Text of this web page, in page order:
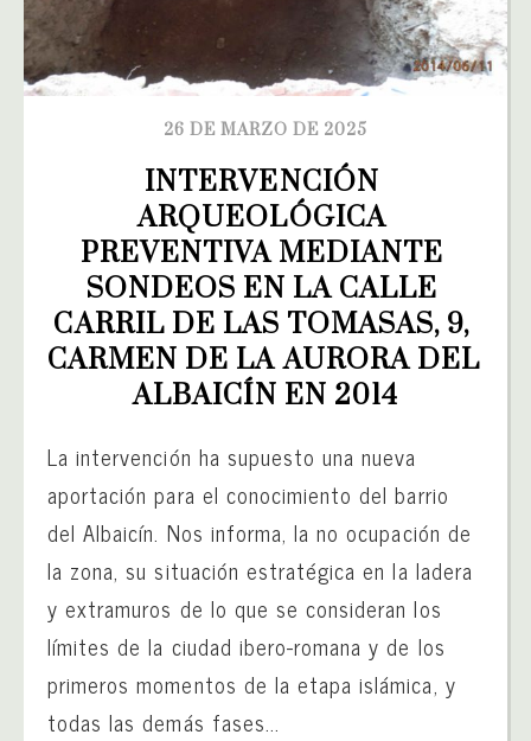
26 DE MARZO DE 2025
INTERVENCIÓN
ARQUEOLÓGICA
PREVENTIVA MEDIANTE
SONDEOS EN LA CALLE
CARRIL DE LAS TOMASAS, 9,
CARMEN DE LA AURORA DEL
ALBAICÍN EN 2014
La intervención ha supuesto una nueva
aportación para el conocimiento del barrio
del Albaicín. Nos informa, la no ocupación de
la zona, su situación estratégica en la ladera
y extramuros de lo que se consideran los
límites de la ciudad ibero-romana y de los
primeros momentos de la etapa islámica, y
todas las demás fases...